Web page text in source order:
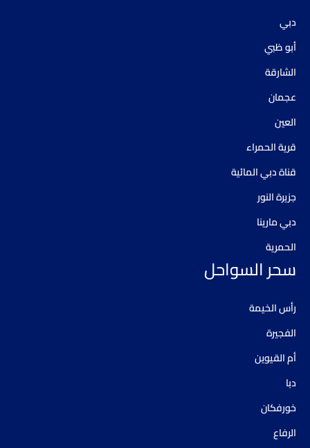
دبي
أبو ظبي
الشارقة
عجمان
العين
قرية الحمراء
قناة دبي المائية
جزيرة النور
دبي مارينا
الحمرية
سحر السواحل
رأس الخيمة
الفجيرة
أم القيوين
دبا
خورفكان
الرفاع